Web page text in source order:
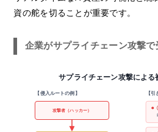
資の舵を切ることが重要です。
企業がサプライチェーン攻撃で
サプライチェーン攻撃によ
【侵入ルートの例】
攻撃者（ハッカー）
【